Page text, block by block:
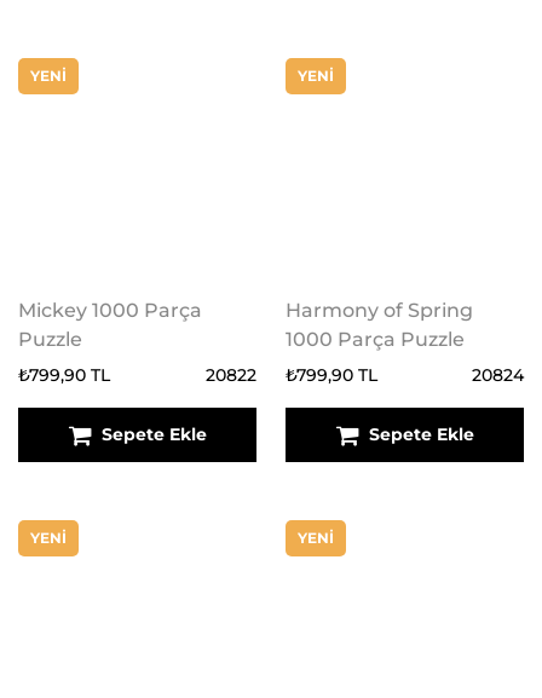
YENİ
Mickey 1000 Parça
Puzzle
₺799,90 TL 20822
Sepete Ekle
YENİ
Harmony of Spring
1000 Parça Puzzle
₺799,90 TL 20824
Sepete Ekle
YENİ YENİ